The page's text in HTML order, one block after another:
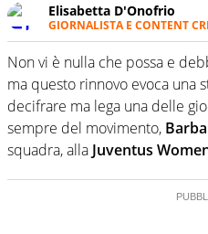
Elisabetta D'Onofrio
GIORNALISTA E CONTENT
Giornalista
personale e necessità:
suoi protagonisti,
nell'ambito della
destra, oggi si sente a
una classifica riservata
Non vi è nulla che possa e
ma questo rinnovo evoca una
decifrare ma lega una delle
sempre del movimento,
squadra, alla Juventus